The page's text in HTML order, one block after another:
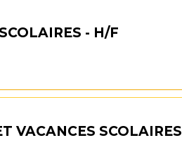
- H/F
VACANCES SCOLAIRES